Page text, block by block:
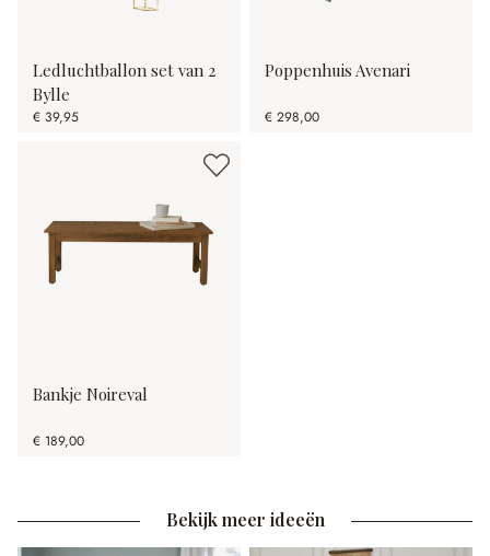
Ledluchtballon set van 2
Bylle
€ 39,95
Poppenhuis Avenari
€ 298,00
Bankje Noireval
€ 189,00
Bekijk meer ideeën